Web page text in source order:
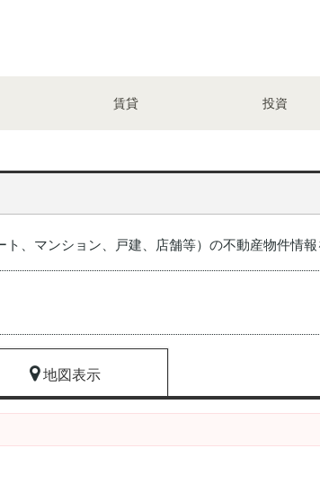
賃貸 投資
、マンション、戸建、店舗等）の不動産物件情
地図表示